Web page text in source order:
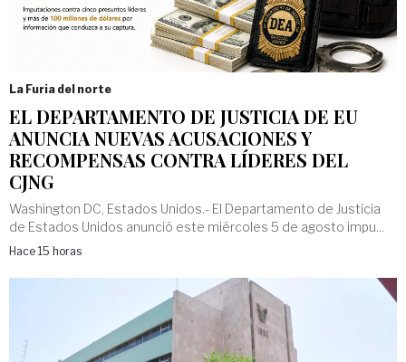
La Furia del norte
EL DEPARTAMENTO DE JUSTICIA DE EU
ANUNCIA NUEVAS ACUSACIONES Y
RECOMPENSAS CONTRA LÍDERES DEL
CJNG
Washington DC, Estados Unidos.- El Departamento de Justicia
de Estados Unidos anunció este miércoles 5 de agosto impu...
Hace 15 horas